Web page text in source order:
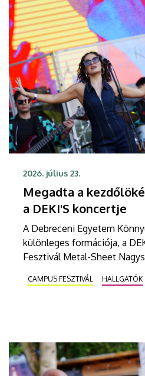
2026. július 23.
Megadta a
a DEKI'S koncertje
A Debreceni Egyetem
különleges formációja, a
Fesztivál Metal-Sheet
szerint slágeresőt
között Abba, Bruno Mars
CAMPUS FESZTIVÁL HALLGATÓK